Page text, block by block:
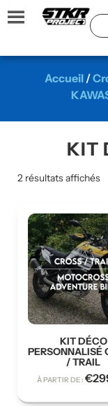
Accueil/
KIT
2 résultats affichés
KIT DÉCO
PERSONNALISÉ
/ TRAIL
À PARTIR DE : €